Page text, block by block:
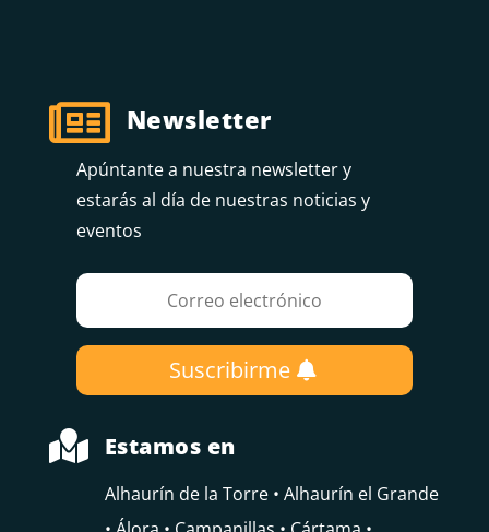
 Newsletter
Apúntante a nuestra newsletter y
estarás al día de nuestras noticias y
eventos
Suscribirme
 Estamos en
Alhaurín de la Torre • Alhaurín el Grande